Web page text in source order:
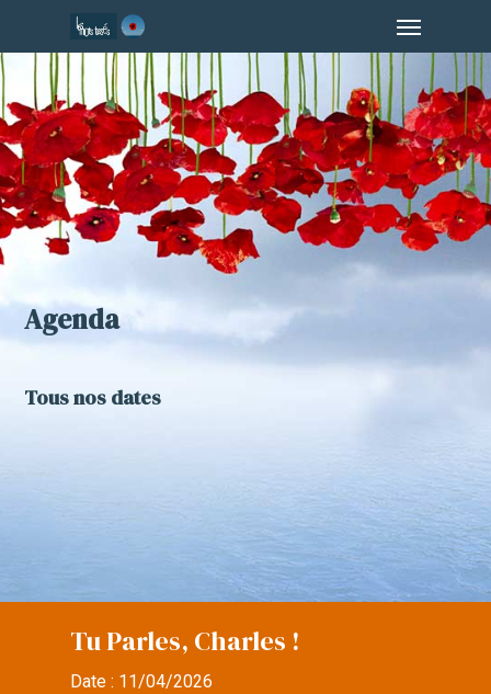
to
main
content
Agenda
Tous nos dates
Tu Parles, Charles !
Date : 11/04/2026